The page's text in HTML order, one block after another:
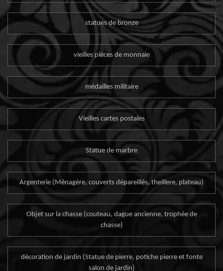
statues de bronze
vieilles pièces de monnaie
médailles militaire
Vieilles cartes postales
Statue de marbre
Argenterie (Ménagère, couverts dépareillés, theillere, plateau)
Objet sur la chasse (couteau, dague ancienne, trophée de
chasse)
décoration de jardin (Statue de pierre, potiche pierre et fonte
salon de jardin)